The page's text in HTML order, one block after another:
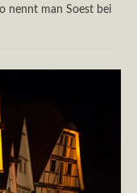
nennt man Soest bei